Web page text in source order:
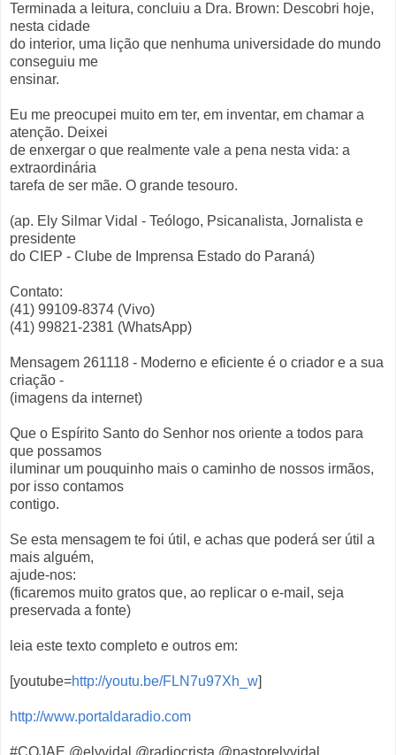
Terminada a leitura, concluiu a Dra. Brown: Descobri hoje,
nesta cidade
do interior, uma lição que nenhuma universidade do mundo
conseguiu me
ensinar.
Eu me preocupei muito em ter, em inventar, em chamar a
atenção. Deixei
de enxergar o que realmente vale a pena nesta vida: a
extraordinária
tarefa de ser mãe. O grande tesouro.
(ap. Ely Silmar Vidal - Teólogo, Psicanalista, Jornalista e
presidente
do CIEP - Clube de Imprensa Estado do Paraná)
Contato:
(41) 99109-8374 (Vivo)
(41) 99821-2381 (WhatsApp)
Mensagem 261118 - Moderno e eficiente é o criador e a sua
criação -
(imagens da internet)
Que o Espírito Santo do Senhor nos oriente a todos para
que possamos
iluminar um pouquinho mais o caminho de nossos irmãos,
por isso contamos
contigo.
Se esta mensagem te foi útil, e achas que poderá ser útil a
mais alguém,
ajude-nos:
(ficaremos muito gratos que, ao replicar o e-mail, seja
preservada a fonte)
leia este texto completo e outros em:
[youtube=http://youtu.be/FLN7u97Xh_w]
http://www.portaldaradio.com
#COJAE @elyvidal @radiocrista @pastorelyvidal